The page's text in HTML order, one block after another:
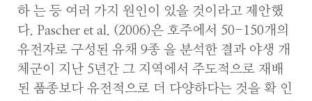
하 는 등 여러 가지 원인이 있을 것이라고 제안했
다. Pascher et al. (2006)은 호주에서 50-150개의
유전자로 구성된 유채 9종 을 분석한 결과 야생 개
체군이 지난 5년간 그 지역에서 주도적으로 재배
된 품종보다 유전적으로 더 다양하다는 것을 확 인